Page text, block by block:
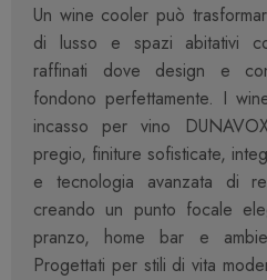
Un wine cooler può
di lusso e spazi abitativi
raffinati dove design e
fondono perfettamente. I
incasso per vino
pregio, finiture sofisticate,
e tecnologia avanzata di
creando un punto focale
pranzo, home bar e
Progettati per stili di vita